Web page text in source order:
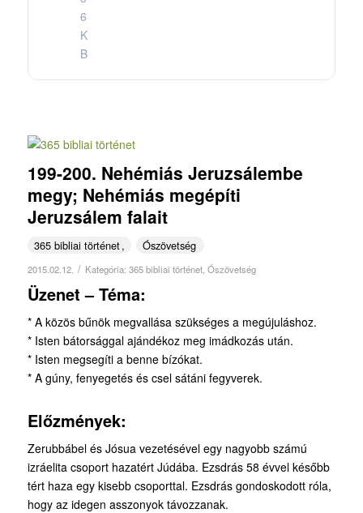
6
K
B
199-200. Nehémiás Jeruzsálembe
megy; Nehémiás megépíti
Jeruzsálem falait
365 bibliai történet Ószövetség
2015.02.12. / Kategória: 365 bibliai történet, Ószövetség
Üzenet – Téma:
* A közös bűnök megvallása szükséges a megújuláshoz.
* Isten bátorsággal ajándékoz meg imádkozás után.
* Isten megsegíti a benne bízókat.
* A gúny, fenyegetés és csel sátáni fegyverek.
Előzmények:
Zerubbábel és Jósua vezetésével egy nagyobb számú
izráelita csoport hazatért Júdába. Ezsdrás 58 évvel később
tért haza egy kisebb csoporttal. Ezsdrás gondoskodott róla,
hogy az idegen asszonyok távozzanak.